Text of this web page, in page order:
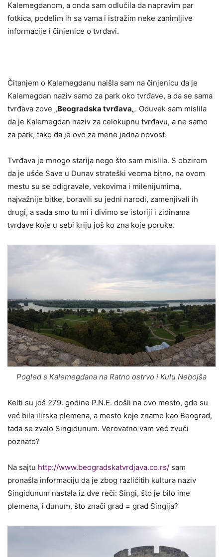
Kalemegdanom, a onda sam odlučila da napravim par
fotkica, podelim ih sa vama i istražim neke zanimljive
informacije i činjenice o tvrđavi.
Čitanjem o Kalemegdanu naišla sam na činjenicu da je
Kalemegdan naziv samo za park oko tvrđave, a da se sama
tvrđava zove „Beogradska tvrđava„. Oduvek sam mislila
da je Kalemegdan naziv za celokupnu tvrđavu, a ne samo
za park, tako da je ovo za mene jedna novost.
Tvrđava je mnogo starija nego što sam mislila. S obzirom
da je ušće Save u Dunav strateški veoma bitno, na ovom
mestu su se odigravale, vekovima i milenijumima,
najvažnije bitke, boravili su jedni narodi, zamenjivali ih
drugi, a sada smo tu mi i divimo se istoriji i zidinama
tvrđave koje u sebi kriju još ko zna koje poruke.
Pogled s Kalemegdana na Ratno ostrvo i Kulu Nebojša
Kelti su još 279. godine P.N.E. došli na ovo mesto, gde su
već bila ilirska plemena, a mesto koje znamo kao Beograd,
tada se zvalo Singidunum. Verovatno vam već zvuči
poznato?
Na sajtu http://www.beogradskatvrdjava.co.rs/ sam
pronašla informaciju da je zbog različitih kultura naziv
Singidunum nastala iz dve reči: Singi, što je bilo ime
plemena, i dunum, što znači grad = grad Singija?